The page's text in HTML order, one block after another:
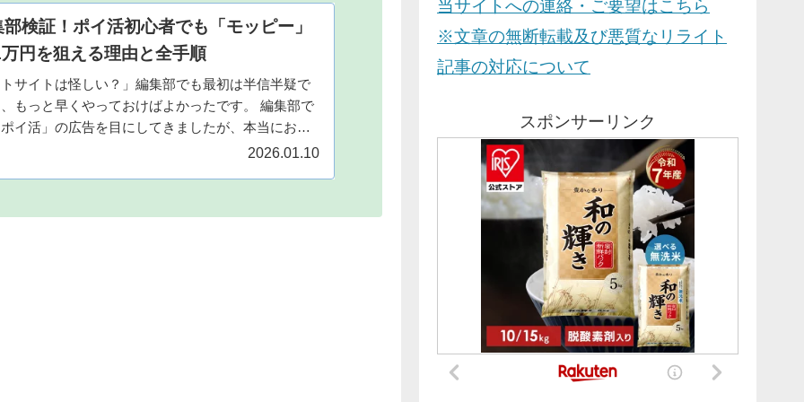
検証！ポイ活初心者でも「モッピー」
円を狙える理由と全手順
サイトは怪しい？」編集部でも最初は半信半疑で
もっと早くやっておけばよかったです。 編集部で
イ活」の広告を目にしてきましたが、本当にお金
2026.01.10
当サイトへの連絡・ご要望はこちら
※文章の無断転載及び悪質なリライト
記事の対応について
スポンサーリンク